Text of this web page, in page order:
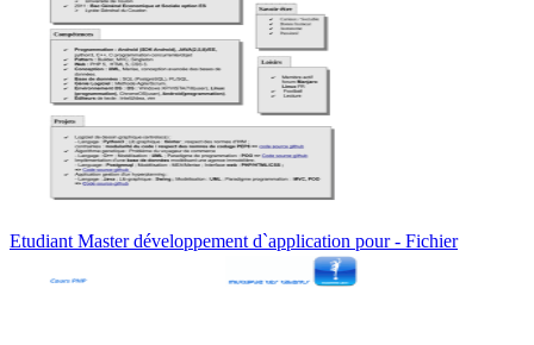
Etudiant Master développement d`application pour - Fichier